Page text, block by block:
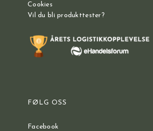
Cookies
Vil du bli produkttester?
FØLG OSS
Facebook